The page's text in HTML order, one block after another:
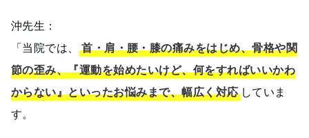
沖先生：
「当院では、
首・肩・腰・膝の痛みをはじめ、骨格や関
節の歪み、『運動を始めたいけど、何をすればいいかわ
からない』といったお悩みまで、幅広く対応していま
す。